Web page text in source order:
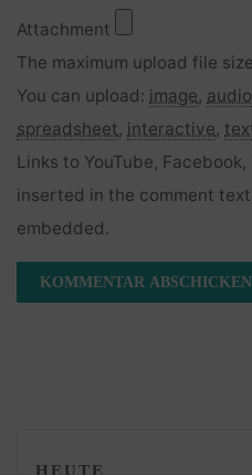
Attachment
The maximum upload file
You can upload: image, audio
spreadsheet, interactive,
Links to YouTube,
inserted in the comment
embedded.
HEUTE